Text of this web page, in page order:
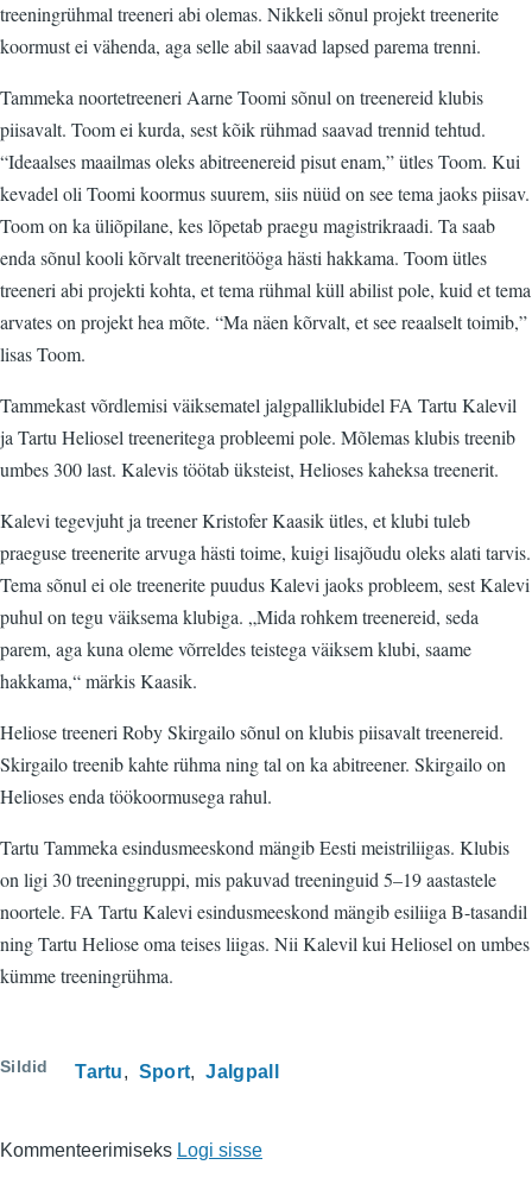
treeningrühmal treeneri abi olemas. Nikkeli sõnul projekt treenerite
koormust ei vähenda, aga selle abil saavad lapsed parema trenni.
Tammeka noortetreeneri Aarne Toomi sõnul on treenereid klubis
piisavalt. Toom ei kurda, sest kõik rühmad saavad trennid tehtud.
“Ideaalses maailmas oleks abitreenereid pisut enam,” ütles Toom. Kui
kevadel oli Toomi koormus suurem, siis nüüd on see tema jaoks piisav.
Toom on ka üliõpilane, kes lõpetab praegu magistrikraadi. Ta saab
enda sõnul kooli kõrvalt treeneritööga hästi hakkama. Toom ütles
treeneri abi projekti kohta, et tema rühmal küll abilist pole, kuid et tema
arvates on projekt hea mõte. “Ma näen kõrvalt, et see reaalselt toimib,”
lisas Toom.
Tammekast võrdlemisi väiksematel jalgpalliklubidel FA Tartu Kalevil
ja Tartu Heliosel treeneritega probleemi pole. Mõlemas klubis treenib
umbes 300 last. Kalevis töötab üksteist, Helioses kaheksa treenerit.
Kalevi tegevjuht ja treener Kristofer Kaasik ütles, et klubi tuleb
praeguse treenerite arvuga hästi toime, kuigi lisajõudu oleks alati tarvis.
Tema sõnul ei ole treenerite puudus Kalevi jaoks probleem, sest Kalevi
puhul on tegu väiksema klubiga. „Mida rohkem treenereid, seda
parem, aga kuna oleme võrreldes teistega väiksem klubi, saame
hakkama,“ märkis Kaasik.
Heliose treeneri Roby Skirgailo sõnul on klubis piisavalt treenereid.
Skirgailo treenib kahte rühma ning tal on ka abitreener. Skirgailo on
Helioses enda töökoormusega rahul.
Tartu Tammeka esindusmeeskond mängib Eesti meistriliigas. Klubis
on ligi 30 treeninggruppi, mis pakuvad treeninguid 5–19 aastastele
noortele. FA Tartu Kalevi esindusmeeskond mängib esiliiga B-tasandil
ning Tartu Heliose oma teises liigas. Nii Kalevil kui Heliosel on umbes
kümme treeningrühma.
Sildid Tartu Sport Jalgpall
Kommenteerimiseks Logi sisse